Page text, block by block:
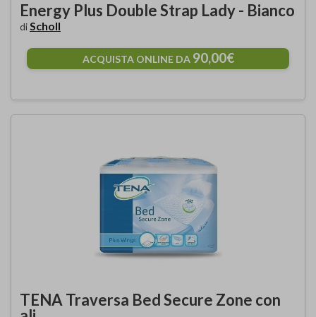
Energy Plus Double Strap Lady - Bianco
diScholl
ACQUISTA ONLINE DA 90,00€
TENA Traversa Bed Secure Zone con